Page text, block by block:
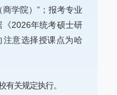
学院）”；报考专业
《2026年统考硕士研
意选择授课点为哈
有关规定执行。